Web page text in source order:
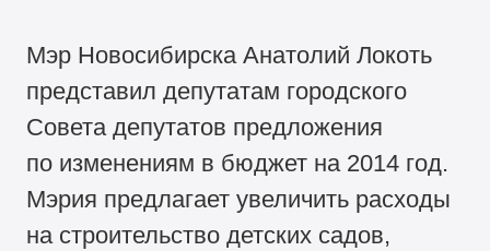
Мэр Новосибирска Анатолий Локоть
представил депутатам городского
Совета депутатов предложения
по изменениям в бюджет на 2014 год.
Мэрия предлагает увеличить расходы
на строительство детских садов,